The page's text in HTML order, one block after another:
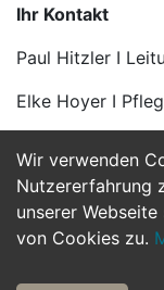
Wir verwenden
Nutzererfahrung
unserer
von Cookies zu.
Ihr Kontakt
Paul Hitzler I
Elke Hoyer I